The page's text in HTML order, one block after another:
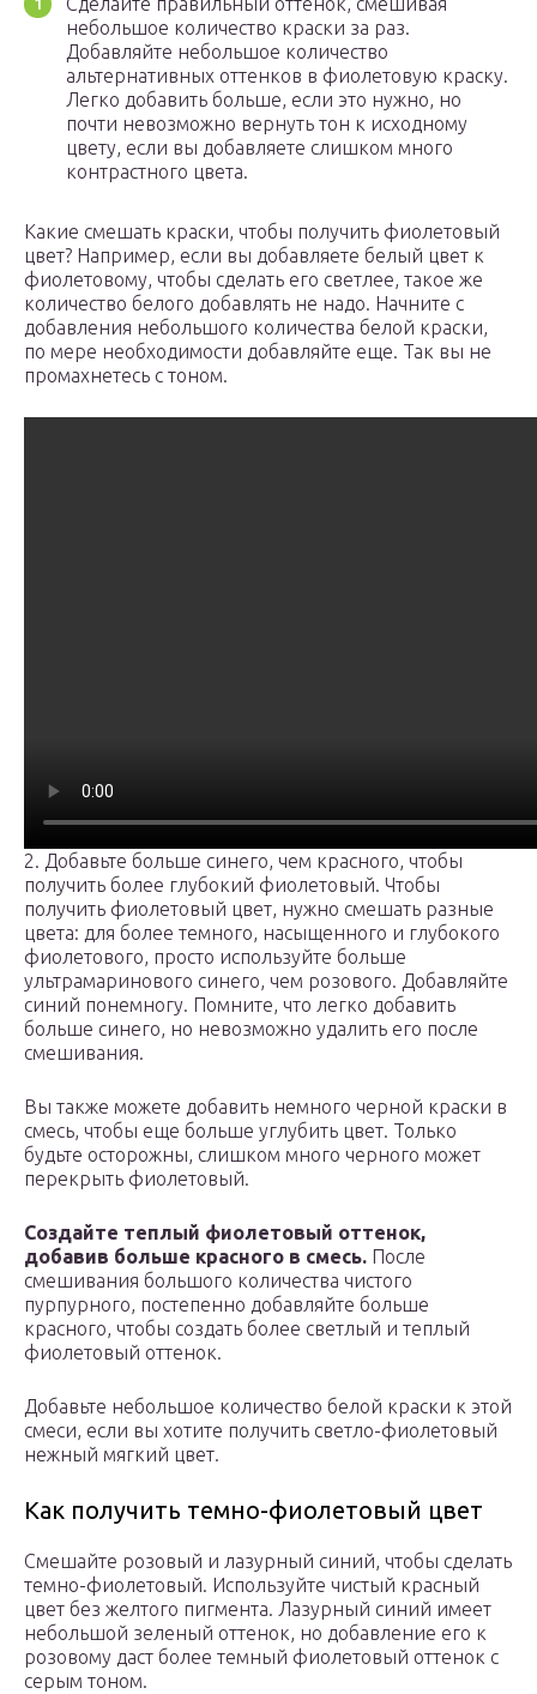
небольшое количество краски за раз.
Добавляйте небольшое количество
альтернативных оттенков в фиолетовую краску.
Легко добавить больше, если это нужно, но
почти невозможно вернуть тон к исходному
цвету, если вы добавляете слишком много
контрастного цвета.
Какие смешать краски, чтобы получить фиолетовый
цвет? Например, если вы добавляете белый цвет к
фиолетовому, чтобы сделать его светлее, такое же
количество белого добавлять не надо. Начните с
добавления небольшого количества белой краски,
по мере необходимости добавляйте еще. Так вы не
промахнетесь с тоном.
2. Добавьте больше синего, чем красного, чтобы
получить более глубокий фиолетовый. Чтобы
получить фиолетовый цвет, нужно смешать разные
цвета: для более темного, насыщенного и глубокого
фиолетового, просто используйте больше
ультрамаринового синего, чем розового. Добавляйте
синий понемногу. Помните, что легко добавить
больше синего, но невозможно удалить его после
смешивания.
Вы также можете добавить немного черной краски в
смесь, чтобы еще больше углубить цвет. Только
будьте осторожны, слишком много черного может
перекрыть фиолетовый.
Создайте теплый фиолетовый оттенок,
добавив больше красного в смесь. После
смешивания большого количества чистого
пурпурного, постепенно добавляйте больше
красного, чтобы создать более светлый и теплый
фиолетовый оттенок.
Добавьте небольшое количество белой краски к этой
смеси, если вы хотите получить светло-фиолетовый
нежный мягкий цвет.
Как получить темно-фиолетовый цвет
Смешайте розовый и лазурный синий, чтобы сделать
темно-фиолетовый. Используйте чистый красный
цвет без желтого пигмента. Лазурный синий имеет
небольшой зеленый оттенок, но добавление его к
розовому даст более темный фиолетовый оттенок с
серым тоном.